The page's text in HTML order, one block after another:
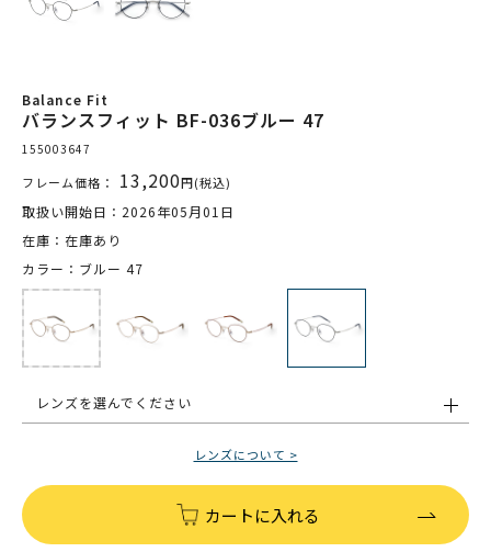
Balance Fit
バランスフィット BF-036ブルー 47
155003647
フレーム価格： 13,200円(税込)
取扱い開始日：2026年05月01日
在庫：在庫あり
カラー：ブルー 47
レンズを選んでください
レンズについて >
カートに入れる